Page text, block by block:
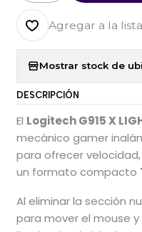
Agregar a la
Mostrar stock de
DESCRIPCIÓN
El Logitech G915 X
mecánico gamer
para ofrecer
un formato compacto
Al eliminar la sección
para mover el mouse